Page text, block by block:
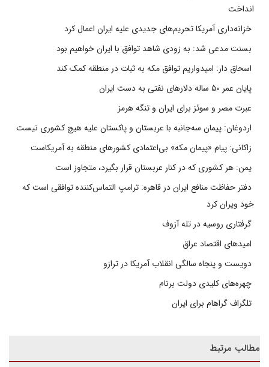
انداخت
خزانه‌داری آمریکا تحریم‌های جدیدی علیه ایران اعمال کرد
بسنت مدعی شد: به زودی شاهد توافق با ایران خواهیم بود
اسحاق دار: امیدواریم توافق مکه به ثبات در منطقه کمک کند
پایان عمر ۵۰ ساله دلارهای نفتی به دست ایران
عبرت مصر و سوئز برای ایران و تنگه هرمز
اردوغان: پیمان سه‌جانبه با عربستان و پاکستان علیه هیچ کشوری نیست
زاکانی: پیام «پیمان مکه» بی‌اعتمادی کشورهای منطقه به آمریکاست
یمن: هر کشوری که در کنار عربستان قرار بگیرد، متجاوز است
دفتر حفاظت منافع ایران در قاهره: ترامپ التماس‌کننده توافقی است که
خود ویران کرد
گرفتاری روسیه در تله آزوف
امیدهای اقتصاد عراق
دویست و پنجاه سالگی انقلاب آمریکا در ترازو
چهره‌های کلیدی دولت برنام
تلگراف گراهام برای ایران
مطالب مرتبط